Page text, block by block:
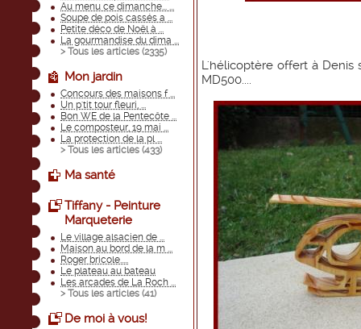
Au menu ce dimanche... ...
Soupe de pois cassés a ...
Petite déco de Noël à ...
La gourmandise du dima ...
> Tous les articles (2335)
Mon jardin
Concours des maisons f ...
Un p'tit tour fleuri, ...
Bon WE de la Pentecôte ...
Le composteur, 19 mai ...
La protection de la pl ...
> Tous les articles (433)
Ma santé
Tiffany - Peinture
Marqueterie
Le village alsacien de ...
Maison au bord de la m ...
Roger bricole.....
Le plateau au bateau
Les arcades de La Roch ...
> Tous les articles (41)
De moi à vous!
L'hélicoptère offert à Denis
MD500....